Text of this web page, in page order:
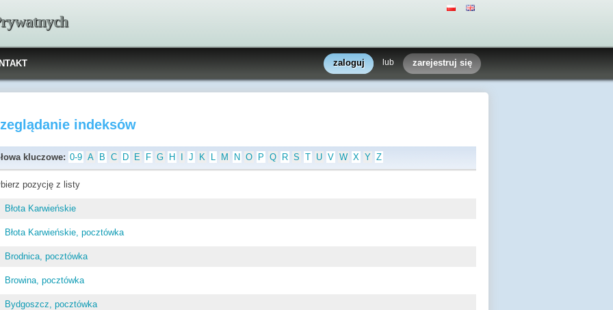
zaloguj lub zarejestruj się
indeksów
kluczowe: 0-9 A B C D E F G H J K L M N O P Q R S T U V W X Y Z
pozycję z listy
Błota Karwieńskie
Błota Karwieńskie, pocztówka
Brodnica, pocztówka
Browina, pocztówka
Bydgoszcz, pocztówka